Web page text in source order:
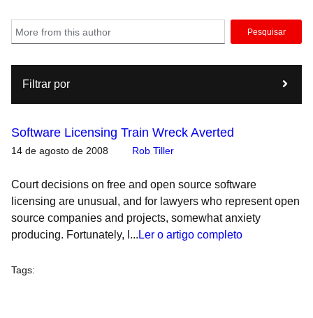
Pesquisar
Filtrar por
Software Licensing Train Wreck Averted
14 de agosto de 2008 Rob Tiller
Court decisions on free and open source software
licensing are unusual, and for lawyers who represent open
source companies and projects, somewhat anxiety
producing. Fortunately, l... Ler o artigo completo
Tags: